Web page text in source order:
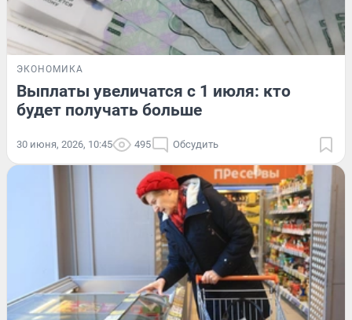
ЭКОНОМИКА
Выплаты увеличатся с 1 июля: кто
будет получать больше
30 июня, 2026, 10:45 495 Обсудить